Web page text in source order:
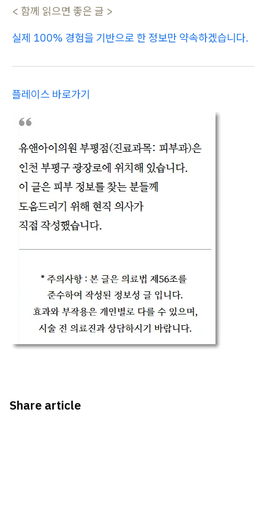
< 함께 읽으면 좋은 글 >
실제 100% 경험을 기반으로 한 정보만 약속하겠습니다.
플레이스 바로가기
Share article